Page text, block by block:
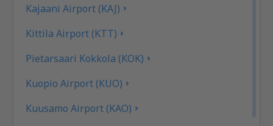
Kajaani Airport (KAJ)
Kittila Airport (KTT)
Pietarsaari Kokkola (KOK)
Kuopio Airport (KUO)
Kuusamo Airport (KAO)